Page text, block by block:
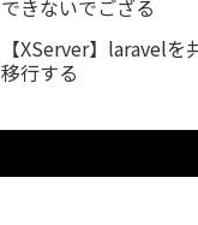
できないでござる
【XServer】laravelを
移行する